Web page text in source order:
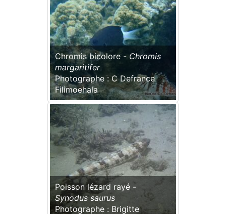
Chromis bicolore - Chromis
margaritifer
Photographe : C Defrance
Filimoehala
Poisson lézard rayé -
Synodus saurus
Photographe : Brigitte